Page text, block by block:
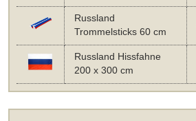
Russland
Trommelsticks 60 cm
Russland Hissfahne
200 x 300 cm